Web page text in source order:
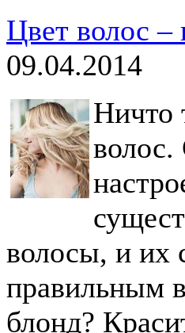
Цвет волос –
09.04.2014
Ничто
волос.
волосы, и их
правильным
блонд?